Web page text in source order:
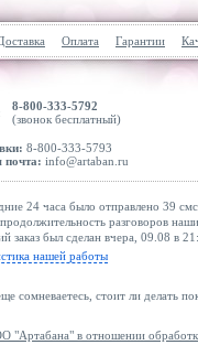
Оплата Гарантии
8-800-333-5792
(звонок бесплатный)
8-800-333-5793
почта: info@artaban.ru
24 часа было отправлено 39
разговоров
заказ был сделан вчера, 09.08 в
нашей работы
сомневаетесь, стоит ли делать
"Артабана" в отношении